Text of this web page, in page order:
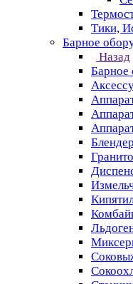
Тики,
Барное
Назад
Барное